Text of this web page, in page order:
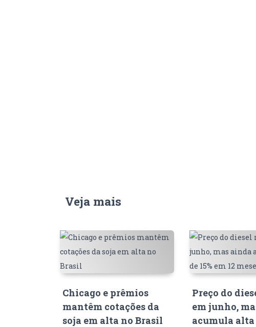
Veja mais
Chicago e prêmios
mantêm cotações da
soja em alta no Brasil
Preço do
em junho,
acumula alta